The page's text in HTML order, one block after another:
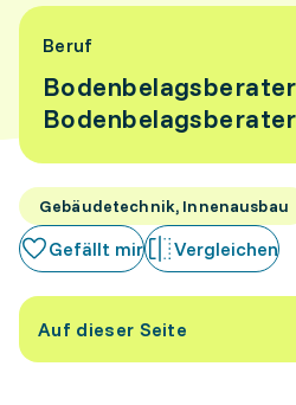
Beruf
Gebäudetechnik, Innenausbau
Gefällt mir Vergleichen
Auf dieser Seite